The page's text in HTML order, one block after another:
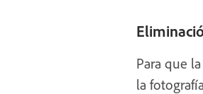
Para que
la